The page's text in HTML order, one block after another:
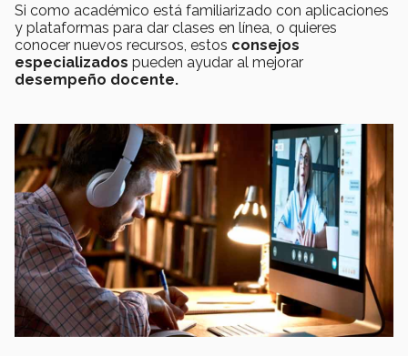
Si como académico está familiarizado con aplicaciones
y plataformas para dar clases en línea, o quieres
conocer nuevos recursos, estos consejos
especializados pueden ayudar al mejorar
desempeño docente.